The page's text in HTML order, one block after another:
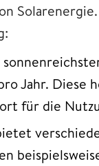
Jahr. Diese
für die